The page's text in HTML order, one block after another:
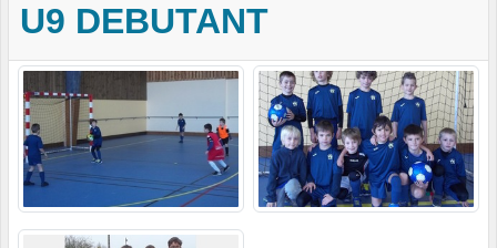
U9 DEBUTANT